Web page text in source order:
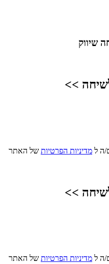
שיווק
>>
ה ל מדיניות הפרטיות של האתר
>>
ה ל מדיניות הפרטיות של האתר